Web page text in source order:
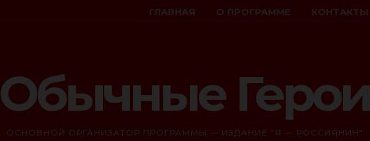
ГЛАВНАЯ О ПРОГРАММЕ КОНТАКТЫ
Обычные Герои
ОСНОВНОЙ ОРГАНИЗАТОР ПРОГРАММЫ — ИЗДАНИЕ "Я — РОССИЯНИН"